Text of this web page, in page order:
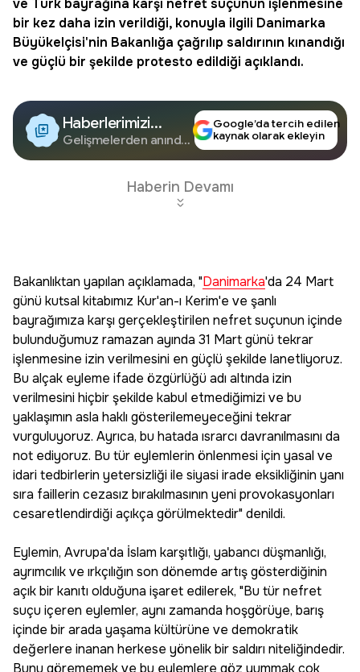
ve Türk bayrağına karşı nefret suçunun işlenmesine
bir kez daha izin verildiği, konuyla ilgili Danimarka
Büyükelçisi'nin Bakanlığa çağrılıp saldırının kınandığı
ve güçlü bir şekilde protesto edildiği açıklandı.
Haberlerimizi
Google'da Takip
Edin
Gelişmelerden anında
Google’da tercih edilen
kaynak olarak ekleyin
Haberin Devamı
Bakanlıktan yapılan açıklamada, "Danimarka'da 24 Mart
günü kutsal kitabımız Kur'an-ı Kerim'e ve şanlı
bayrağımıza karşı gerçekleştirilen nefret suçunun içinde
bulunduğumuz ramazan ayında 31 Mart günü tekrar
işlenmesine izin verilmesini en güçlü şekilde lanetliyoruz.
Bu alçak eyleme ifade özgürlüğü adı altında izin
verilmesini hiçbir şekilde kabul etmediğimizi ve bu
yaklaşımın asla haklı gösterilemeyeceğini tekrar
vurguluyoruz. Ayrıca, bu hatada ısrarcı davranılmasını da
not ediyoruz. Bu tür eylemlerin önlenmesi için yasal ve
idari tedbirlerin yetersizliği ile siyasi irade eksikliğinin yanı
sıra faillerin cezasız bırakılmasının yeni provokasyonları
cesaretlendirdiği açıkça görülmektedir" denildi.
Eylemin, Avrupa'da İslam karşıtlığı, yabancı düşmanlığı,
ayrımcılık ve ırkçılığın son dönemde artış gösterdiğinin
açık bir kanıtı olduğuna işaret edilerek, "Bu tür nefret
suçu içeren eylemler, aynı zamanda hoşgörüye, barış
içinde bir arada yaşama kültürüne ve demokratik
değerlere inanan herkese yönelik bir saldırı niteliğindedir.
Bunu görememek ve bu eylemlere göz yummak çok